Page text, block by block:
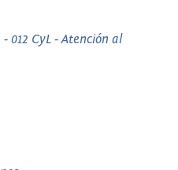
012 CyL - Atención al